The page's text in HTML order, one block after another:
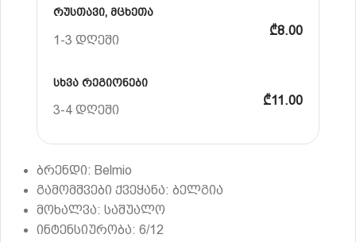
რუსთავი, მცხეთა
1-3 დღეში
₾8.00
სხვა რეგიონები
3-4 დღეში
₾11.00
ბრენდი: Belmio
გამომშვები ქვეყანა: ბელგია
მოხალვა: საშუალო
ინტენსიურობა: 6/12